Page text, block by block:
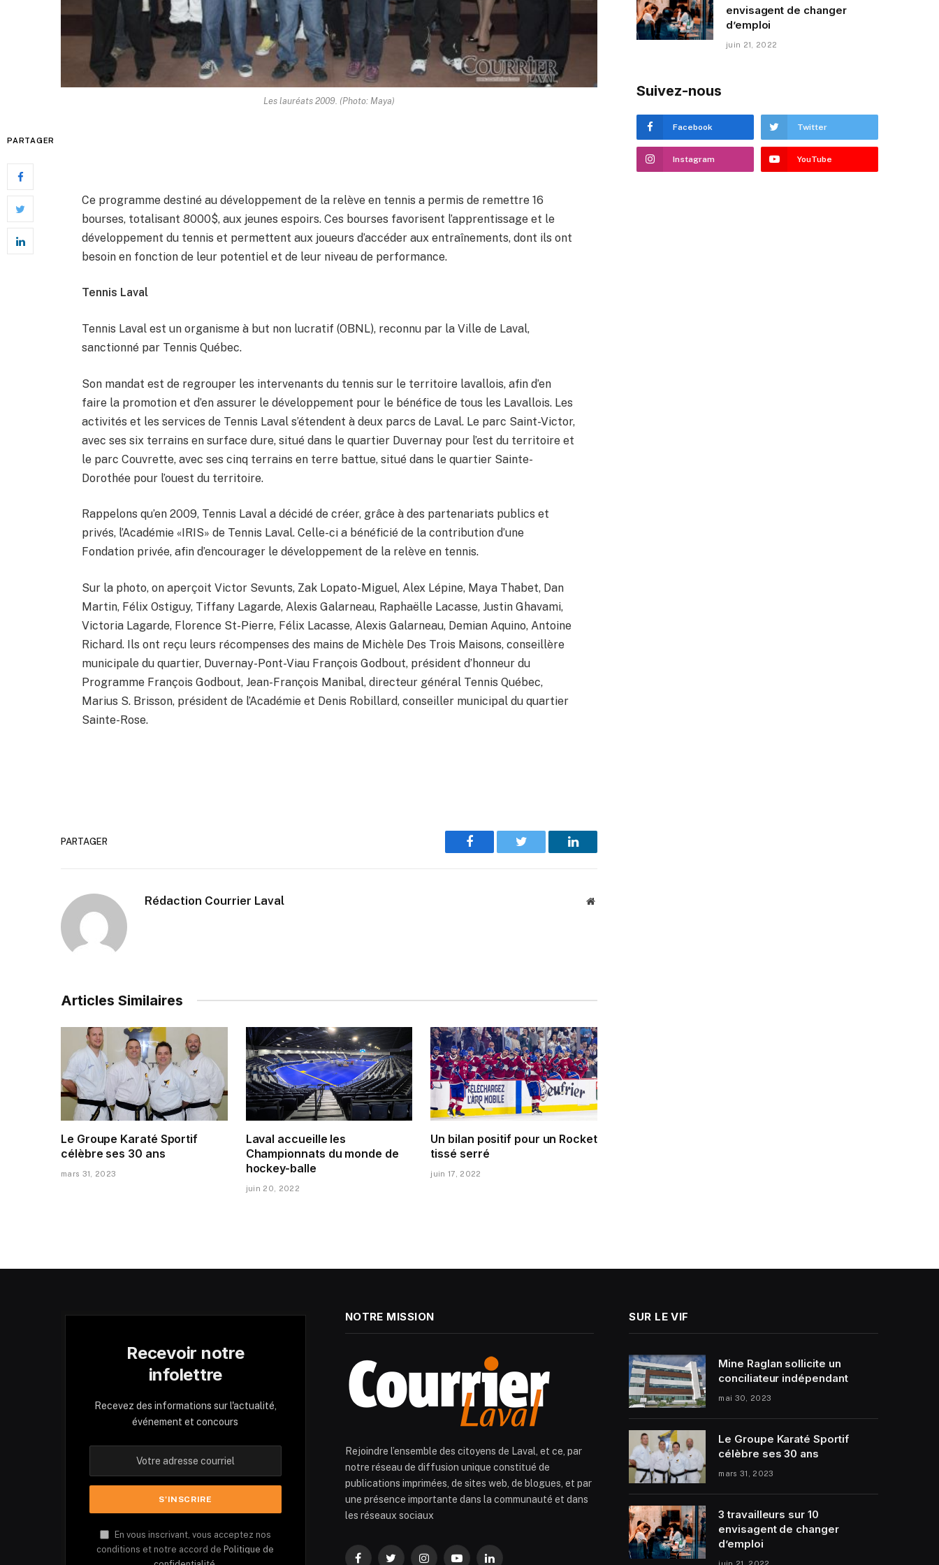
Les lauréats 2009. (Photo: Maya)
PARTAGER
Ce programme destiné au développement de la relève en tennis a permis de remettre 16
bourses, totalisant 8000$, aux jeunes espoirs. Ces bourses favorisent l’apprentissage et le
développement du tennis et permettent aux joueurs d’accéder aux entraînements, dont ils ont
besoin en fonction de leur potentiel et de leur niveau de performance.
Tennis Laval
Tennis Laval est un organisme à but non lucratif (OBNL), reconnu par la Ville de Laval,
sanctionné par Tennis Québec.
Son mandat est de regrouper les intervenants du tennis sur le territoire lavallois, afin d’en
faire la promotion et d’en assurer le développement pour le bénéfice de tous les Lavallois. Les
activités et les services de Tennis Laval s’étendent à deux parcs de Laval. Le parc Saint-Victor,
avec ses six terrains en surface dure, situé dans le quartier Duvernay pour l’est du territoire et
le parc Couvrette, avec ses cinq terrains en terre battue, situé dans le quartier Sainte-
Dorothée pour l’ouest du territoire.
Rappelons qu’en 2009, Tennis Laval a décidé de créer, grâce à des partenariats publics et
privés, l’Académie «IRIS» de Tennis Laval. Celle-ci a bénéficié de la contribution d’une
Fondation privée, afin d’encourager le développement de la relève en tennis.
Sur la photo, on aperçoit Victor Sevunts, Zak Lopato-Miguel, Alex Lépine, Maya Thabet, Dan
Martin, Félix Ostiguy, Tiffany Lagarde, Alexis Galarneau, Raphaëlle Lacasse, Justin Ghavami,
Victoria Lagarde, Florence St-Pierre, Félix Lacasse, Alexis Galarneau, Demian Aquino, Antoine
Richard. Ils ont reçu leurs récompenses des mains de Michèle Des Trois Maisons, conseillère
municipale du quartier, Duvernay-Pont-Viau François Godbout, président d’honneur du
Programme François Godbout, Jean-François Manibal, directeur général Tennis Québec,
Marius S. Brisson, président de l’Académie et Denis Robillard, conseiller municipal du quartier
Sainte-Rose.
PARTAGER
Facebook Twitter LinkedIn
Rédaction Courrier Laval Website
Articles Similaires
Le Groupe Karaté Sportif
célèbre ses 30 ans
mars 31, 2023
Laval accueille les
Championnats du monde de
hockey-balle
juin 20, 2022
Un bilan positif pour un Rocket
tissé serré
juin 17, 2022
envisagent de changer
d’emploi
juin 21, 2022
Suivez-nous
Facebook Twitter
Instagram YouTube
Recevoir notre
infolettre
Recevez des informations sur l'actualité,
événement et concours
En vous inscrivant, vous acceptez nos
conditions et notre accord de Politique de
NOTRE MISSION
Rejoindre l’ensemble des citoyens de Laval, et ce, par
notre réseau de diffusion unique constitué de
publications imprimées, de sites web, de blogues, et par
une présence importante dans la communauté et dans
les réseaux sociaux
SUR LE VIF
Mine Raglan sollicite un
conciliateur indépendant
mai 30, 2023
Le Groupe Karaté Sportif
célèbre ses 30 ans
mars 31, 2023
3 travailleurs sur 10
envisagent de changer
d’emploi